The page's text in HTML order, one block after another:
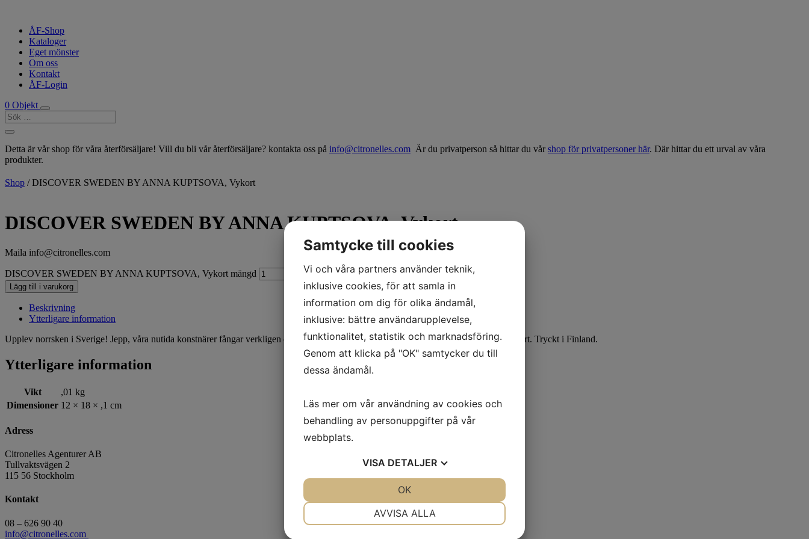
ÅF-Shop
Kataloger
Eget mönster
Om oss
Kontakt
ÅF-Login
0 Objekt
Detta är vår shop för våra återförsäljare! Vill du bli vår återförsäljare? kontakta oss på info@citronelles.com Är du privatperson så hittar du vårshop för privatpersoner här. Där hittar du ett urval av våra
produkter.
Shop / DISCOVER SWEDEN BY ANNA KUPTSOVA, Vykort
DISCOVER SWEDEN BY ANNA KUPTSOVA, Vykort
Maila info@citronelles.com
DISCOVER SWEDEN BY ANNA KUPTSOVA, Vykort mängd
Lägg till i varukorg
Beskrivning
Ytterligare information
Upplev norrsken i Sverige! Jepp, våra nutida konstnärer fångar verkligen det dynamiska resemålet Sverige med detta högkvalitativa vykort. Tryckt i Finland.
Ytterligare information
Vikt
,01 kg
Dimensioner 12 × 18 × ,1 cm
Adress
Citronelles Agenturer AB
Tullvaktsvägen 2
115 56 Stockholm
Kontakt
08 – 626 90 40
info@citronelles.com
Samtycke till cookies
Vi och våra partners använder teknik,
inklusive cookies, för att samla in
information om dig för olika ändamål,
inklusive: bättre användarupplevelse,
funktionalitet, statistik och marknadsföring.
Genom att klicka på "OK" samtycker du till
dessa ändamål.
Läs mer om vår användning av cookies och
behandling av personuppgifter på vår
webbplats.
VISA DETALJER
AVVISA ALLA
OK